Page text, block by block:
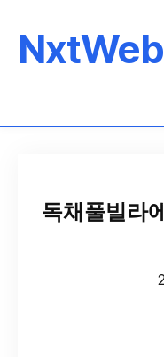
NxtWeb
독채풀빌라